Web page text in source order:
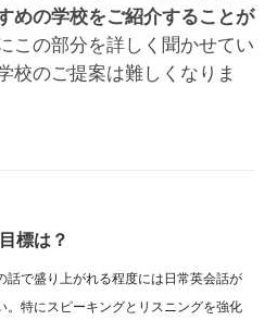
めの学校をご紹介することが
にこの部分を詳しく聞かせてい
校のご提案は難しくなりま
標は？
話で盛り上がれる程度には日常英会話が
。特にスピーキングとリスニングを強化